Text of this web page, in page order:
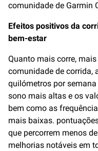
comunidade de Garmin
Efeitos positivos da
bem-estar
Quanto mais corre,
comunidade de corrida,
quilómetros por
sono mais altas e os
bem como as
mais baixas.
que percorrem menos
melhorias notáveis ​​em